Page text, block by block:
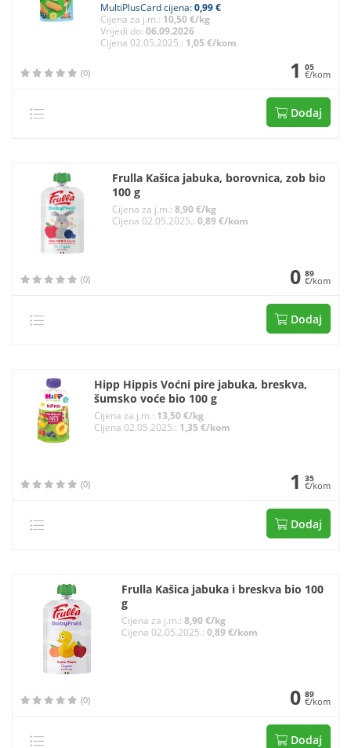
MultiPlusCard cijena:0,99 €
Cijena za j.m.: 10,50 €/kg
Vrijedi do:06.09.2026
Cijena 02.05.2025.: 1,05 €/kom
(0) 1 05
€/kom
Dodaj
Frulla Kašica jabuka, borovnica, zob bio
100 g
Cijena za j.m.: 8,90 €/kg
Cijena 02.05.2025.: 0,89 €/kom
(0) 0 89
€/kom
Dodaj
Hipp Hippis Voćni pire jabuka, breskva,
šumsko voće bio 100 g
Cijena za j.m.: 13,50 €/kg
Cijena 02.05.2025.: 1,35 €/kom
(0) 1 35
€/kom
Dodaj
Frulla Kašica jabuka i breskva bio 100
g
Cijena za j.m.: 8,90 €/kg
Cijena 02.05.2025.: 0,89 €/kom
(0) 0 89
€/kom
Dodaj